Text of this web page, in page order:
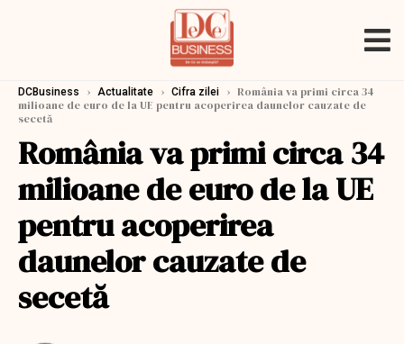
DCBusiness › Actualitate › Cifra zilei › România va primi circa 34
milioane de euro de la UE pentru acoperirea daunelor cauzate de
secetă
România va primi circa 34
milioane de euro de la UE
pentru acoperirea
daunelor cauzate de
secetă